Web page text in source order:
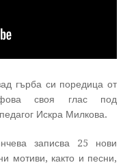
гърба си поредица от
своя глас под
Искра Милкова.
записва 25 нови
мотиви, както и песни,